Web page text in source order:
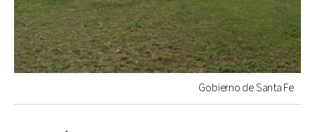
Gobierno de Santa Fe